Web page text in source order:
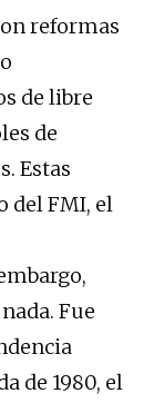
reformas
de libre
de
Estas
del FMI, el
Fue
de 1980, el